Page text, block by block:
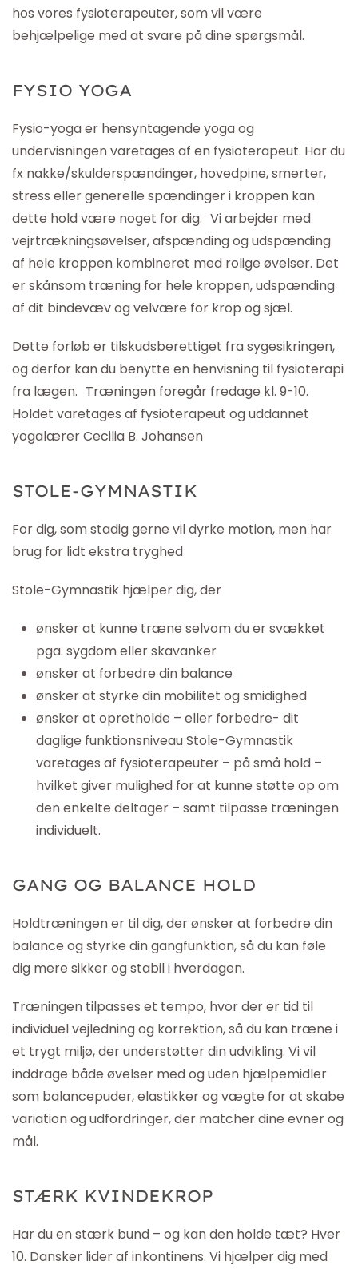
hos vores fysioterapeuter, som vil være
behjælpelige med at svare på dine spørgsmål.
FYSIO YOGA
Fysio-yoga er hensyntagende yoga og
undervisningen varetages af en fysioterapeut. Har du
fx nakke/skulderspændinger, hovedpine, smerter,
stress eller generelle spændinger i kroppen kan
dette hold være noget for dig. Vi arbejder med
vejrtrækningsøvelser, afspænding og udspænding
af hele kroppen kombineret med rolige øvelser. Det
er skånsom træning for hele kroppen, udspænding
af dit bindevæv og velvære for krop og sjæl.
Dette forløb er tilskudsberettiget fra sygesikringen,
og derfor kan du benytte en henvisning til fysioterapi
fra lægen. Træningen foregår fredage kl. 9-10.
Holdet varetages af fysioterapeut og uddannet
yogalærer Cecilia B. Johansen
STOLE-GYMNASTIK
For dig, som stadig gerne vil dyrke motion, men har
brug for lidt ekstra tryghed
Stole-Gymnastik hjælper dig, der
ønsker at kunne træne selvom du er svækket
pga. sygdom eller skavanker
ønsker at forbedre din balance
ønsker at styrke din mobilitet og smidighed
ønsker at opretholde – eller forbedre- dit
daglige funktionsniveau Stole-Gymnastik
varetages af fysioterapeuter – på små hold –
hvilket giver mulighed for at kunne støtte op om
den enkelte deltager – samt tilpasse træningen
individuelt.
GANG OG BALANCE HOLD
Holdtræningen er til dig, der ønsker at forbedre din
balance og styrke din gangfunktion, så du kan føle
dig mere sikker og stabil i hverdagen.
Træningen tilpasses et tempo, hvor der er tid til
individuel vejledning og korrektion, så du kan træne i
et trygt miljø, der understøtter din udvikling. Vi vil
inddrage både øvelser med og uden hjælpemidler
som balancepuder, elastikker og vægte for at skabe
variation og udfordringer, der matcher dine evner og
mål.
STÆRK KVINDEKROP
Har du en stærk bund – og kan den holde tæt? Hver
10. Dansker lider af inkontinens. Vi hjælper dig med